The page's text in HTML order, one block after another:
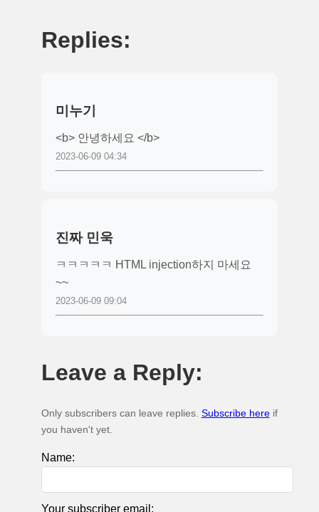
Replies:
미누기
<b> 안녕하세요 </b>
2023-06-09 04:34
진짜 민욱
ㅋㅋㅋㅋㅋ HTML injection하지 마세요
~~
2023-06-09 09:04
Leave a Reply:
Only subscribers can leave replies. Subscribe hereif
you haven't yet.
Name:
Your subscriber email: